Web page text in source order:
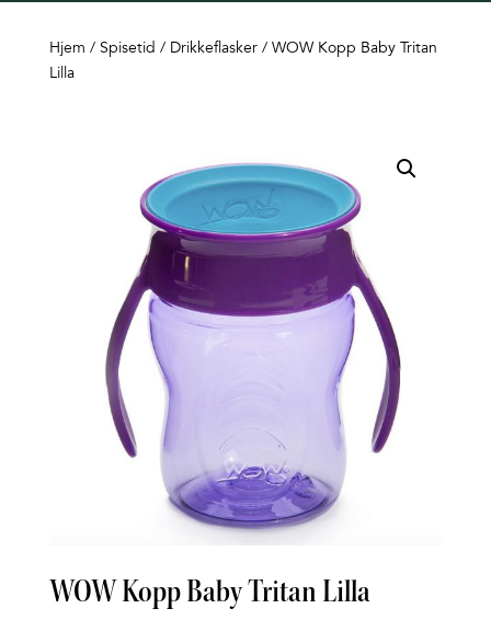
Hjem / Spisetid / Drikkeflasker/ WOW Kopp Baby Tritan
Lilla
WOW Kopp Baby Tritan Lilla